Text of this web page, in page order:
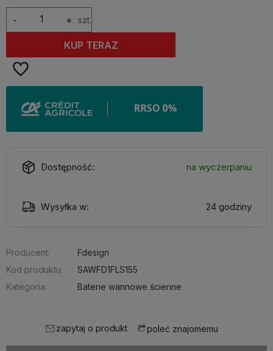
+
- szt.
KUP TERAZ
Dostępność: na wyczerpaniu
Wysyłka w: 24 godziny
Producent:
Fdesign
Kod produktu:
SAWFD1FLS155
Kategoria:
Baterie wannowe ścienne
zapytaj o produkt poleć znajomemu